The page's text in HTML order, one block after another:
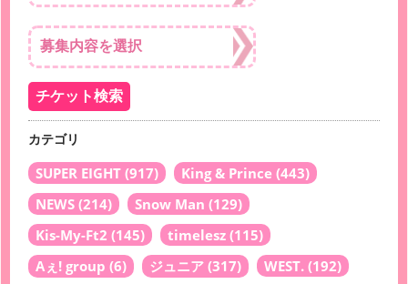
カテゴリ
SUPER EIGHT (917) King & Prince (443)
NEWS (214) Snow Man (129)
Kis-My-Ft2 (145) timelesz (115)
Aぇ! group (6) ジュニア (317) WEST. (192)